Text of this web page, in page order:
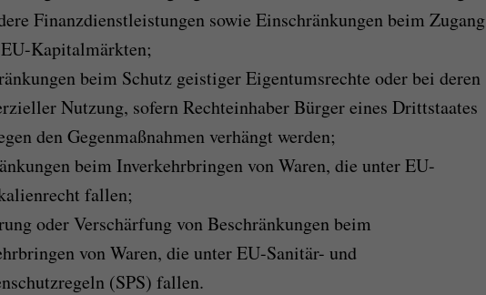
Finanzdienstleistungen sowie Einschränkungen beim Zugang
Kapitalmärkten;
beim Schutz geistiger Eigentumsrechte oder bei deren
Nutzung, sofern Rechteinhaber Bürger eines Drittstaates
den Gegenmaßnahmen verhängt werden;
beim Inverkehrbringen von Waren, die unter EU-
fallen;
oder Verschärfung von Beschränkungen beim
von Waren, die unter EU-Sanitär- und
(SPS) fallen.